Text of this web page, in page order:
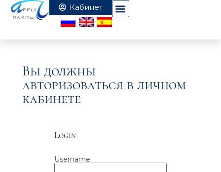
Вы должны
авторизоваться в личном
кабинете
Login
Username